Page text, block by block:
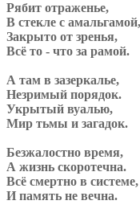
Рябит отраженье,
В стекле с амальгамой,
Закрыто от зренья,
Всё то - что за рамой.
А там в зазеркалье,
Незримый порядок.
Укрытый вуалью,
Мир тьмы и загадок.
Безжалостно время,
А жизнь скоротечна.
Всё смертно в системе,
И память не вечна.